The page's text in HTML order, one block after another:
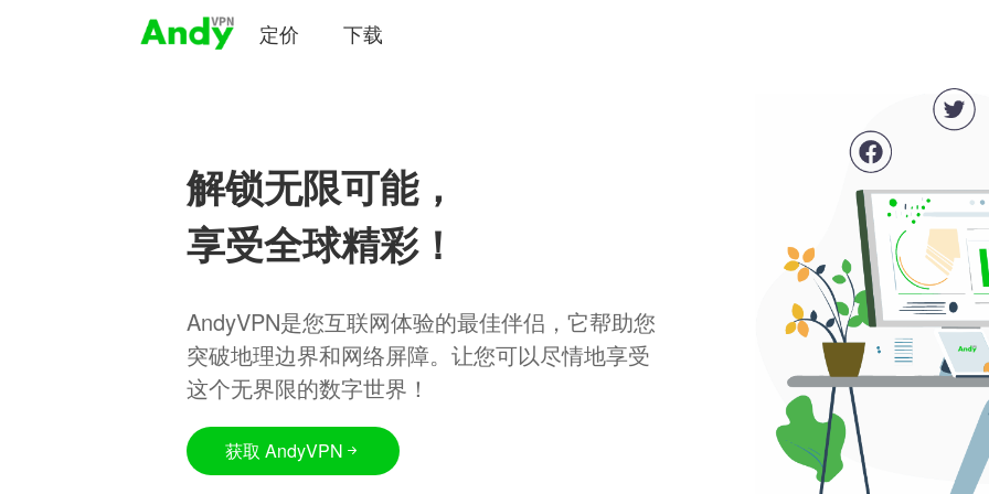
定价 下载
解锁无限可能，
享受全球精彩！
AndyVPN是您互联网体验的最佳伴侣，它帮助您
突破地理边界和网络屏障。让您可以尽情地享受
这个无界限的数字世界！
获取 AndyVPN